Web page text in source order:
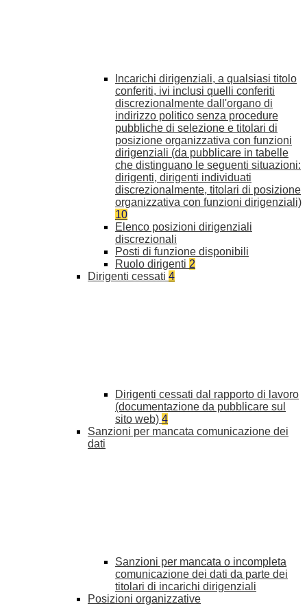
Incarichi dirigenziali, a qualsiasi titolo
conferiti, ivi inclusi quelli conferiti
discrezionalmente dall'organo di
indirizzo politico senza procedure
pubbliche di selezione e titolari di
posizione organizzativa con funzioni
dirigenziali (da pubblicare in tabelle
che distinguano le seguenti situazioni:
dirigenti, dirigenti individuati
discrezionalmente, titolari di posizione
organizzativa con funzioni dirigenziali)
10
Elenco posizioni dirigenziali
discrezionali
Posti di funzione disponibili
Ruolo dirigenti 2
Dirigenti cessati 4
Dirigenti cessati dal rapporto di lavoro
(documentazione da pubblicare sul
sito web) 4
Sanzioni per mancata comunicazione dei
dati
Sanzioni per mancata o incompleta
comunicazione dei dati da parte dei
titolari di incarichi dirigenziali
Posizioni organizzative